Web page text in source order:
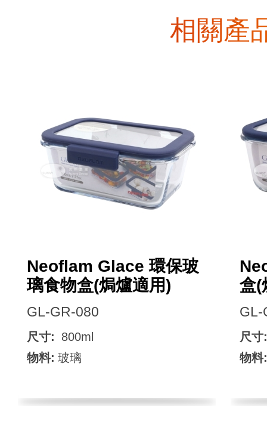
相關產
Neoflam Glace 環保玻
璃食物盒(焗爐適用)
GL-GR-080
尺寸:
800ml
物料: 玻璃
盒(
GL-
尺寸:
物料: